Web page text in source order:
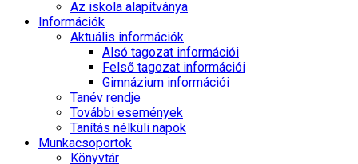
Az iskola alapítványa
Információk
Aktuális információk
Alsó tagozat információi
Felső tagozat információi
Gimnázium információi
Tanév rendje
További események
Tanítás nélküli napok
Munkacsoportok
Könyvtár